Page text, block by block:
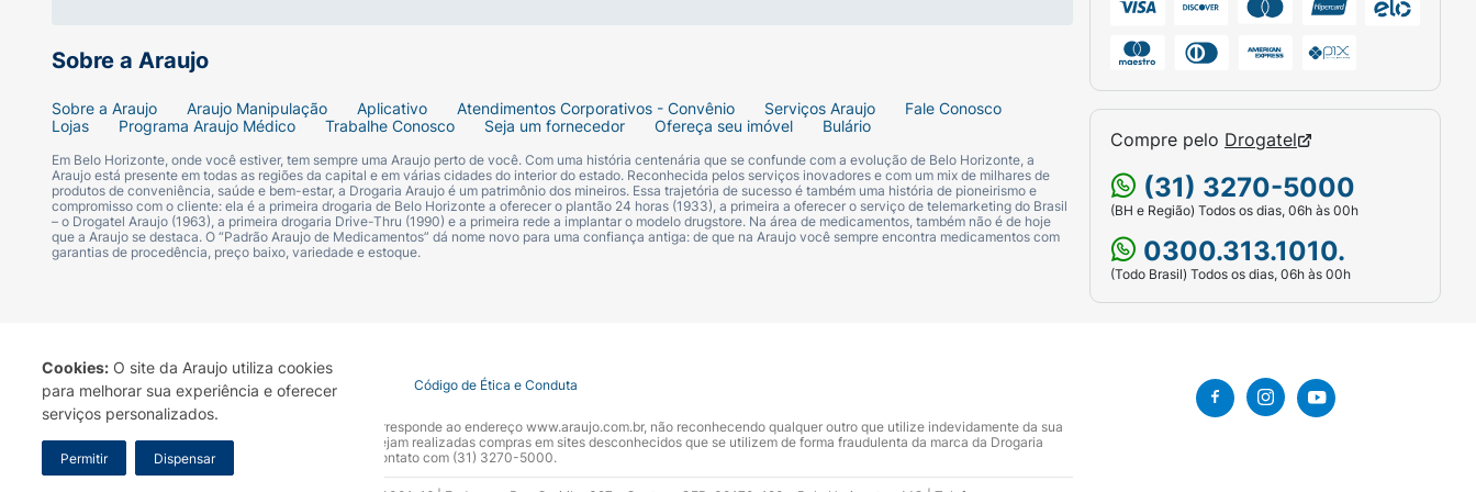
Cookies: O site da Araujo utiliza cookies
para melhorar sua experiência e oferecer
serviços personalizados.
Permitir Dispensar
6. Feche a mamadeira e agite-a até que o pó se dissolva completamente. Mexa ou agite a fórmula antes de oferecer à criança.
7. Verifique a temperatura do produto no pulso antes de oferecer à criança a fim de evitar queimaduras.
8. O CONSUMO DO PRODUTO APTAMIL SOJA DEVE SER IMEDIATO APÓS O PREPARO. Quando necessário o preparo do produto com
antecedência, o mesmo deve ser mantido sob refrigeração a uma temperatura menor que 5ºC, por no máximo 24 horas.
9. Os restos do produto preparado devem ser descartados.
10. O preparo, o armazenamento e o uso inadequados deste produto podem trazer perigos à saúde do lactente.
Maltodextrina, óleos vegetais (óleo de palma, óleo de canola, óleo de coco, óleo de girassol alto oleico, óleo de girassol), proteína de soja*,
fosfato de cálcio tribásico, citrato tripotássico, carbonato de cálcio, cloreto de potássio, fosfato de magnésio dibásico, cloreto de colina, ácido L-
ascórbico, carbonato de magnésio, taurina, mio-inositol, sulfato ferroso, sulfato de zinco, L-carnitina, acetato de DL-alfa- tocoferila, nicotinamida,
D-pantotenato de cálcio, riboflavina, palmitato de retinila, DL-alfa tocoferol, cloridrato de cloreto de tiamina, cloridrato de piridoxina, sulfato
cúprico, iodeto de potássio, ácido N-pteroil-L-glutâmico, fitomenadiona, D-biotina, colecalciferol, selenito de sódio, cianocobalamina e
Sobre a Araujo
Sobre a Araujo Araujo Manipulação Aplicativo Atendimentos Corporativos - Convênio Serviços Araujo
Fale Conosco
Lojas
Programa Araujo Médico Trabalhe Conosco Seja um fornecedor Ofereça seu imóvel Bulário
Em Belo Horizonte, onde você estiver, tem sempre uma Araujo perto de você. Com uma história centenária que se confunde com a evolução de Belo Horizonte, a
Araujo está presente em todas as regiões da capital e em várias cidades do interior do estado. Reconhecida pelos serviços inovadores e com um mix de milhares de
produtos de conveniência, saúde e bem-estar, a Drogaria Araujo é um patrimônio dos mineiros. Essa trajetória de sucesso é também uma história de pioneirismo e
compromisso com o cliente: ela é a primeira drogaria de Belo Horizonte a oferecer o plantão 24 horas (1933), a primeira a oferecer o serviço de telemarketing do Brasil
– o Drogatel Araujo (1963), a primeira drogaria Drive-Thru (1990) e a primeira rede a implantar o modelo drugstore. Na área de medicamentos, também não é de hoje
que a Araujo se destaca. O “Padrão Araujo de Medicamentos” dá nome novo para uma confiança antiga: de que na Araujo você sempre encontra medicamentos com
garantias de procedência, preço baixo, variedade e estoque.
Compre pelo Drogatel
(31) 3270-5000
(BH e Região) Todos os dias, 06h às 00h
0300.313.1010.
(Todo Brasil) Todos os dias, 06h às 00h
Termo de Uso Portal da Privacidade Covid-19 Código de Ética e Conduta
A Drogaria Araujo S/A informa que o seu site oficial corresponde ao endereço www.araujo.com.br, não reconhecendo qualquer outro que utilize indevidamente da sua
marca. Para sua segurança recomendamos que não sejam realizadas compras em sites desconhecidos que se utilizem de forma fraudulenta da marca da Drogaria
Araujo S.A. Em caso de dúvidas, gentileza entrar em contato com (31) 3270-5000.